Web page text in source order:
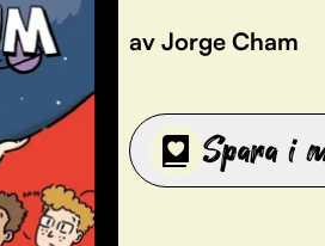
av Jorge Cham
Spara i